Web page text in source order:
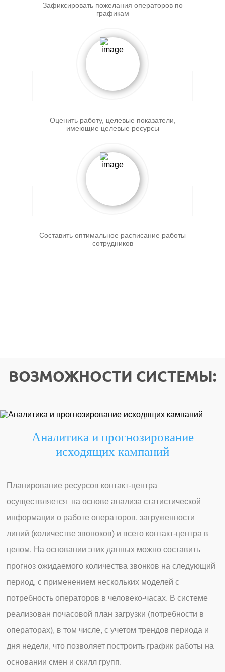
Зафиксировать пожелания операторов по
графикам
Оценить работу, целевые показатели,
имеющие целевые ресурсы
Составить оптимальное расписание работы
сотрудников
ВОЗМОЖНОСТИ СИСТЕМЫ:
Аналитика и прогнозирование
исходящих кампаний
Планирование ресурсов контакт-центра
осуществляется на основе анализа статистической
информации о работе операторов, загруженности
линий (количестве звоноков) и всего контакт-центра в
целом. На основании этих данных можно составить
прогноз ожидаемого количества звонков на следующий
период, с применением нескольких моделей с
потребность операторов в человеко-часах. В системе
реализован почасовой план загрузки (потребности в
операторах), в том числе, с учетом трендов периода и
дня недели, что позволяет построить график работы на
основании смен и скилл групп.